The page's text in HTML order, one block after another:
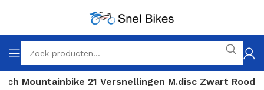
Mountainbike 21 Versnellingen M.disc Zwart Rood